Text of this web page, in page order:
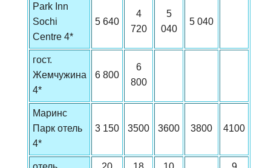
Park Inn
Sochi
Centre 4*
5 640
4
720
5
040
5 040
гост.
Жемчужина
4*
6 800
6
800
Маринс
Парк отель
4*
3 150 3500 3600 3800 4100